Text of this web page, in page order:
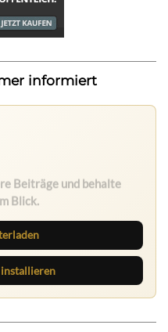
informiert
Beiträge und behalte
Blick.